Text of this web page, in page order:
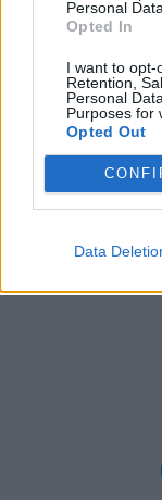
Personal
Opted In
I want to opt-
Retention,
Personal
Purposes for
Opted Out
Data